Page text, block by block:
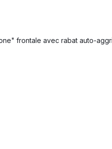
frontale avec rabat auto-